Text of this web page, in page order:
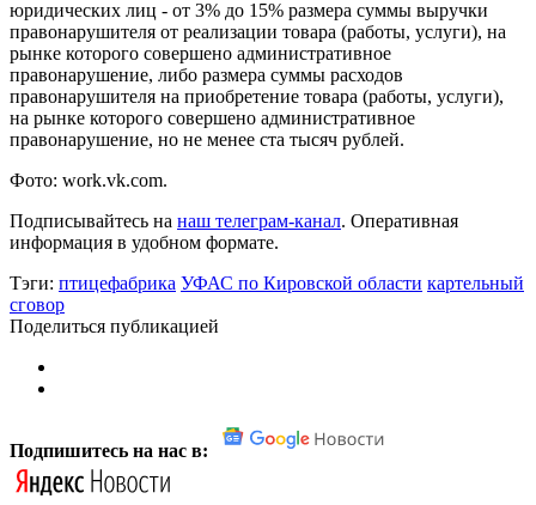
юридических лиц - от 3% до 15% размера суммы выручки
правонарушителя от реализации товара (работы, услуги), на
рынке которого совершено административное
правонарушение, либо размера суммы расходов
правонарушителя на приобретение товара (работы, услуги),
на рынке которого совершено административное
правонарушение, но не менее ста тысяч рублей.
Фото: work.vk.com.
Подписывайтесь на наш телеграм-канал. Оперативная
информация в удобном формате.
Тэги: птицефабрика УФАС по Кировской области картельный
сговор
Поделиться публикацией
Подпишитесь на нас в: